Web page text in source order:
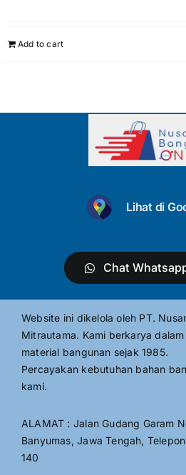
Add to cart
Lihat di
Chat
Website ini dikelola oleh PT.
Mitrautama. Kami berkarya
material bangunan sejak 1985.
Percayakan kebutuhan bahan
kami.
ALAMAT : Jalan Gudang Garam
Banyumas, Jawa Tengah,
140